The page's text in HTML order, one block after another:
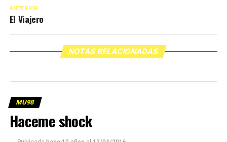
ANTERIOR
El Viajero
NOTAS RELACIONADAS
MU98
Haceme shock